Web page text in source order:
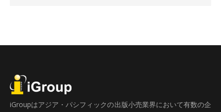
iGroupはアジア・パシフィックの出版小売業界において有数の企